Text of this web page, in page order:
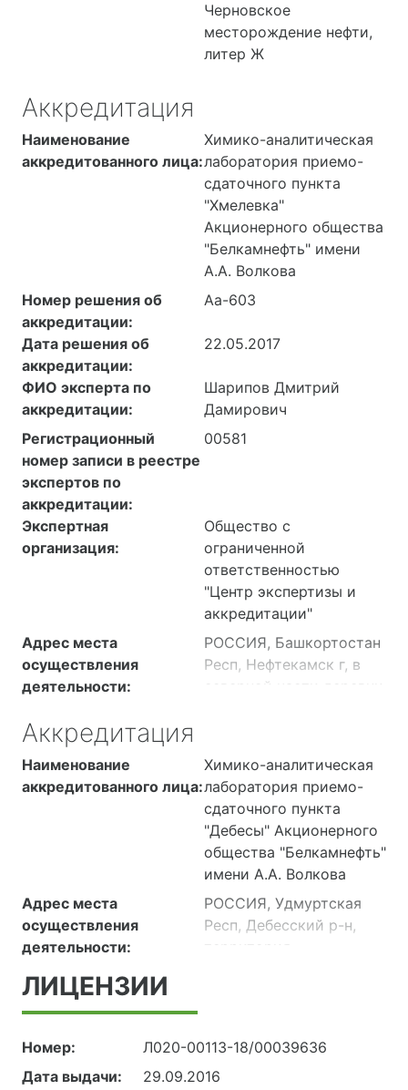
Черновское
месторождение нефти,
литер Ж
Аккредитация
Наименование
аккредитованного лица:
Химико-аналитическая
лаборатория приемо-
сдаточного пункта
"Хмелевка"
Акционерного общества
"Белкамнефть" имени
А.А. Волкова
Номер решения об
аккредитации:
Аа-603
Дата решения об
аккредитации:
22.05.2017
ФИО эксперта по
аккредитации:
Шарипов Дмитрий
Дамирович
Регистрационный
номер записи в реестре
экспертов по
аккредитации:
00581
Экспертная
организация:
Общество с
ограниченной
ответственностью
"Центр экспертизы и
аккредитации"
Адрес места
осуществления
деятельности:
РОССИЯ, Башкортостан
Респ, Нефтекамск г, в
северной части деревни
Башкортостан, г
Нефтекамск, в северной
части деревни
Хмелевка, насосная
станция (лит. XII)
Аккредитация
Наименование
аккредитованного лица:
Химико-аналитическая
лаборатория приемо-
сдаточного пункта
"Дебесы" Акционерного
общества "Белкамнефть"
имени А.А. Волкова
Адрес места
осуществления
деятельности:
РОССИЯ, Удмуртская
Респ, Дебесский р-н,
операторной площадки
сдачи продукции, литер
ЛИЦЕНЗИИ
Номер:
Л020-00113-18/00039636
Дата выдачи:
29.09.2016